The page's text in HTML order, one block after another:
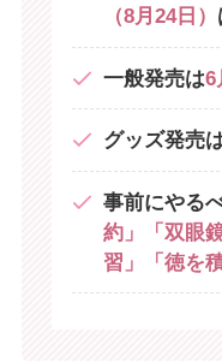
（8月24日）
一般発売は6
グッズ発売
事前にやる
約」「双眼
習」「徳を積